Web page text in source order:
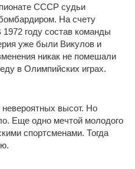
СССР судьи
На счету
году состав команды
уже были Викулов и
никак не помешали
в Олимпийских играх.
высот. Но
Еще одно мечтой молодого
спортсменами. Тогда